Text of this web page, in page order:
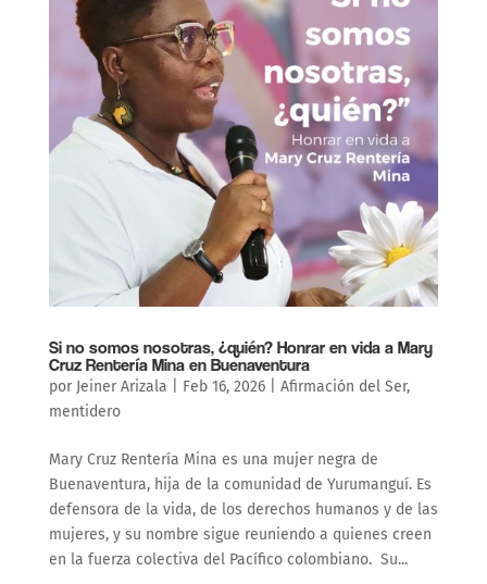
Si no somos nosotras, ¿quién? Honrar en vida a Mary
Cruz Rentería Mina en Buenaventura
por Jeiner Arizala Feb 16, 2026| Afirmación del Ser,
mentidero
Mary Cruz Rentería Mina es una mujer negra de
Buenaventura, hija de la comunidad de Yurumanguí. Es
defensora de la vida, de los derechos humanos y de las
mujeres, y su nombre sigue reuniendo a quienes creen
en la fuerza colectiva del Pacífico colombiano. Su...